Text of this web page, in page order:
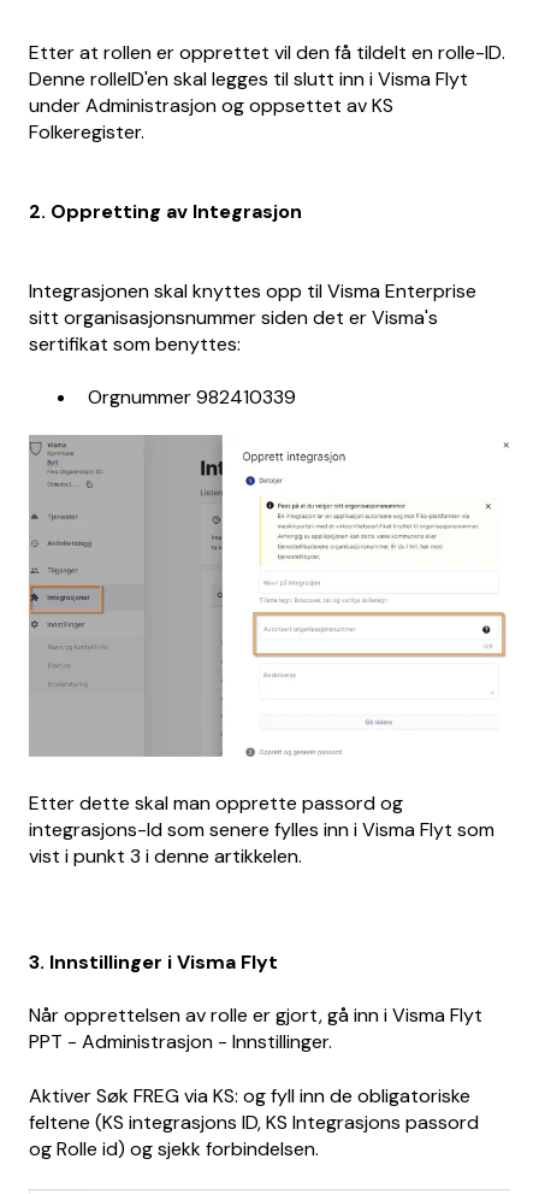
Etter at rollen er opprettet vil den få tildelt en rolle-ID.
Denne rolleID'en skal legges til slutt inn i Visma Flyt
under Administrasjon og oppsettet av KS
Folkeregister.
2. Oppretting av Integrasjon
Integrasjonen skal knyttes opp til Visma Enterprise
sitt organisasjonsnummer siden det er Visma's
sertifikat som benyttes:
Orgnummer 982410339
Etter dette skal man opprette passord og
integrasjons-Id som senere fylles inn i Visma Flyt som
vist i punkt 3 i denne artikkelen.
3. Innstillinger i Visma Flyt
Når opprettelsen av rolle er gjort, gå inn i Visma Flyt
PPT - Administrasjon - Innstillinger.
Aktiver Søk FREG via KS: og fyll inn de obligatoriske
feltene (KS integrasjons ID, KS Integrasjons passord
og Rolle id) og sjekk forbindelsen.